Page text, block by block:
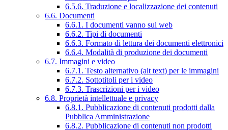
6.5.6. Traduzione e localizzazione dei contenuti
6.6. Documenti
6.6.1. I documenti vanno sul web
6.6.2. Tipi di documenti
6.6.3. Formato di lettura dei documenti elettronici
6.6.4. Modalità di produzione dei documenti
6.7. Immagini e video
6.7.1. Testo alternativo (alt text) per le immagini
6.7.2. Sottotitoli per i video
6.7.3. Trascrizioni per i video
6.8. Proprietà intellettuale e privacy
6.8.1. Pubblicazione di contenuti prodotti dalla
Pubblica Amministrazione
6.8.2. Pubblicazione di contenuti non prodotti